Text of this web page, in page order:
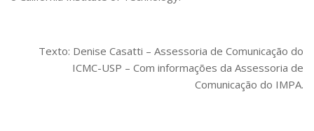
Texto: Denise Casatti – Assessoria de Comunicação do
ICMC-USP – Com informações da Assessoria de
Comunicação do IMPA.